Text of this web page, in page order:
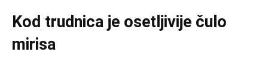
Kod trudnica je osetljivije čulo
mirisa